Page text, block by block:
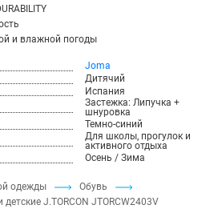
одежды
Обувь
детские J.TORCON JTORCW2403V
и влажной погоды
Joma
Дитячий
Испания
Застежка: Липучка +
шнуровка
Темно-синий
Для школы, прогулок и
активного отдыха
Осень / Зима